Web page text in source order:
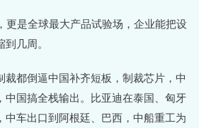
更是全球最大产品试验场，企业能把设
几周。
都倒逼中国补齐短板，制裁芯片，中
中国搞全栈输出。比亚迪在泰国、匈牙
中车出口到阿根廷、巴西，中船重工为